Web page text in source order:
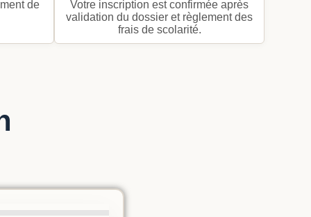
de
Votre inscription est confirmée après
validation du dossier et règlement des
frais de scolarité.